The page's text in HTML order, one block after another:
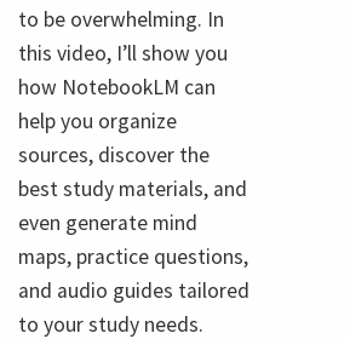
to be overwhelming. In
this video, I’ll show you
how NotebookLM can
help you organize
sources, discover the
best study materials, and
even generate mind
maps, practice questions,
and audio guides tailored
to your study needs.